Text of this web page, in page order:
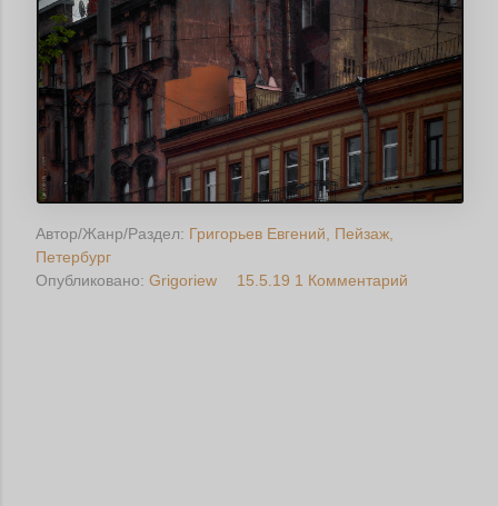
Автор/Жанр/Раздел: Григорьев Евгений
Пейзаж
Петербург
Опубликовано: Grigoriew 15.5.19 1 Комментарий